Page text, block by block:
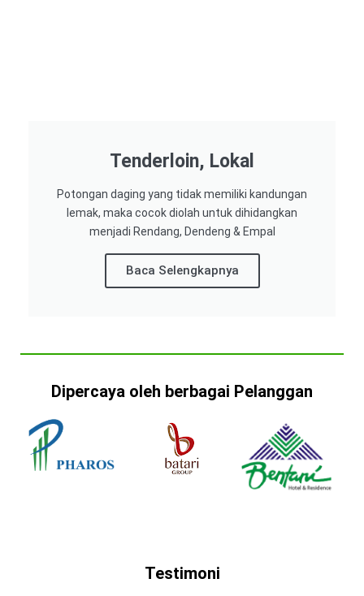
Tenderloin, Lokal
Potongan daging yang tidak memiliki kandungan
lemak, maka cocok diolah untuk dihidangkan
menjadi Rendang, Dendeng & Empal
Baca Selengkapnya
Dipercaya oleh berbagai Pelanggan
Testimoni